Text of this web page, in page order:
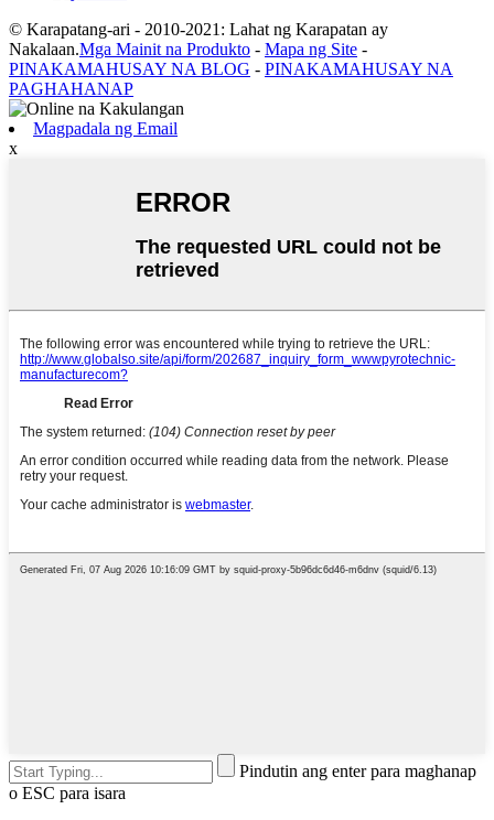
© Karapatang-ari - 2010-2021: Lahat ng Karapatan ay
Nakalaan.Mga Mainit na Produkto - Mapa ng Site -
PINAKAMAHUSAY NA BLOG - PINAKAMAHUSAY NA
PAGHAHANAP
Magpadala ng Email
x
Pindutin ang enter para maghanap
o ESC para isara